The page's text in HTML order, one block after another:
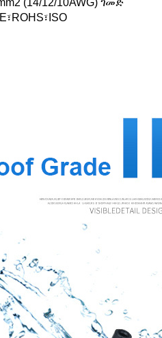
(14/12/10AWG) ገመድ